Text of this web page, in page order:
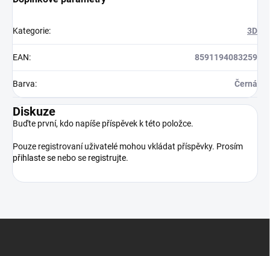
Kategorie: 3D
EAN: 8591194083259
Barva: Černá
Diskuze
Buďte první, kdo napíše příspěvek k této položce.
Pouze registrovaní uživatelé mohou vkládat příspěvky. Prosím
přihlaste se nebo se registrujte.